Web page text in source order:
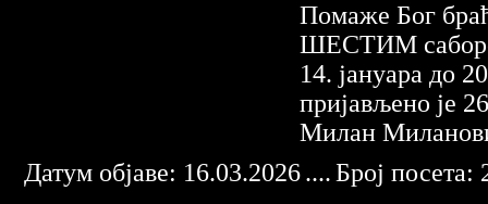
Помаже Бог
ШЕСТИМ
14. јануара до
пријављено је
Милан
Датум објаве: 16.03.2026....Број посета: